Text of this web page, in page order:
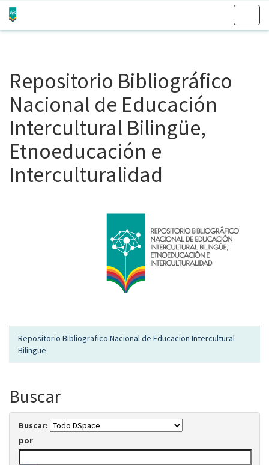
Repositorio Bibliográfico
Nacional de Educación
Intercultural Bilingüe,
Etnoeducación e
Interculturalidad
Repositorio Bibliografico Nacional de Educacion Intercultural
Bilingue
Buscar
Buscar:
por